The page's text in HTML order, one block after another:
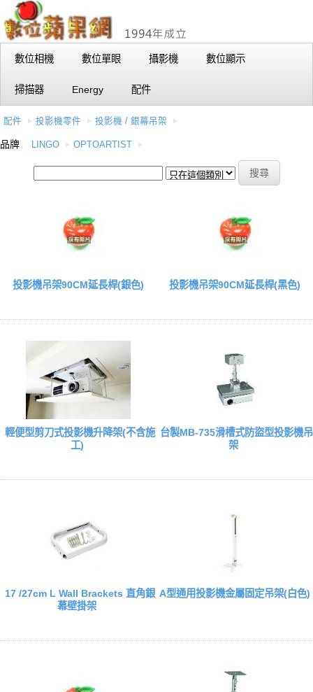
數位相機 數位單眼 攝影機 數位顯示
掃描器 Energy 配件
配件 投影機零件 投影機 / 銀幕吊架
品牌 LINGO OPTOARTIST
投影機吊架90CM延長桿(銀色) 投影機吊架90CM延長桿(黑色)
輕便型剪刀式投影機升降架(不含施
工)
台製MB-735滑槽式防盜型投影機吊
架
17 /27cm L Wall Brackets 直角銀
幕壁掛架
A型通用投影機金屬固定吊架(白色)